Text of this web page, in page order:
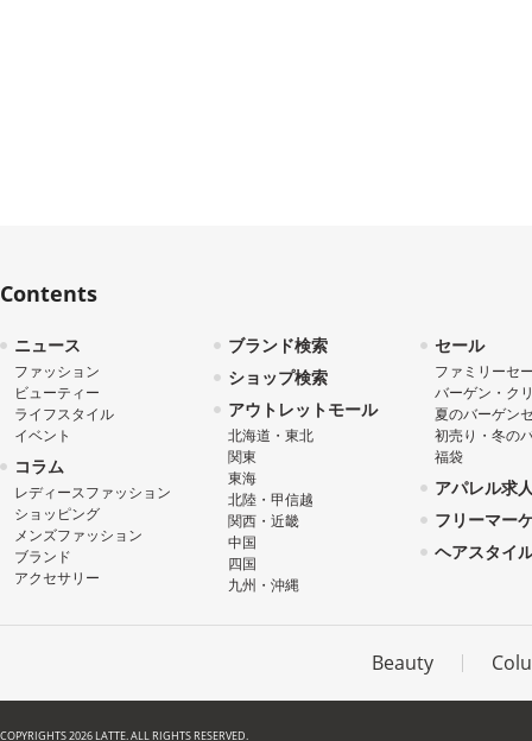
Contents
ニュース
ファッション
ビューティー
ライフスタイル
イベント
コラム
レディースファッション
ショッピング
メンズファッション
ブランド
アクセサリー
ブランド検索
ショップ検索
アウトレットモール
北海道・東北
関東
東海
北陸・甲信越
関西・近畿
中国
四国
九州・沖縄
セール
ファミリーセ
バーゲン・ク
夏のバーゲン
初売り・冬の
福袋
アパレル求
フリーマー
ヘアスタイ
Beauty
COPYRIGHTS 2026 LATTE. ALL RIGHTS RESERVED.